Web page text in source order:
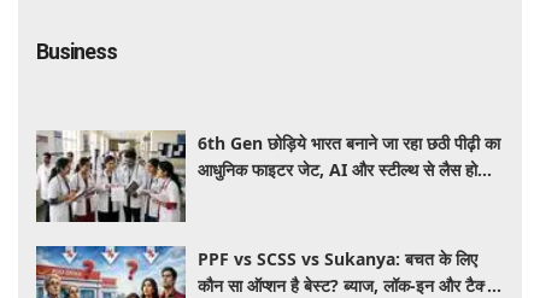
Business
6th Gen छोड़िये भारत बनाने जा रहा छठी पीढ़ी का
आधुनिक फाइटर जेट, AI और स्टील्थ से लैस होगा
PPF vs SCSS vs Sukanya: बचत के लिए
कौन सा ऑप्शन है बेस्ट? ब्याज, लॉक-इन और टैक्स